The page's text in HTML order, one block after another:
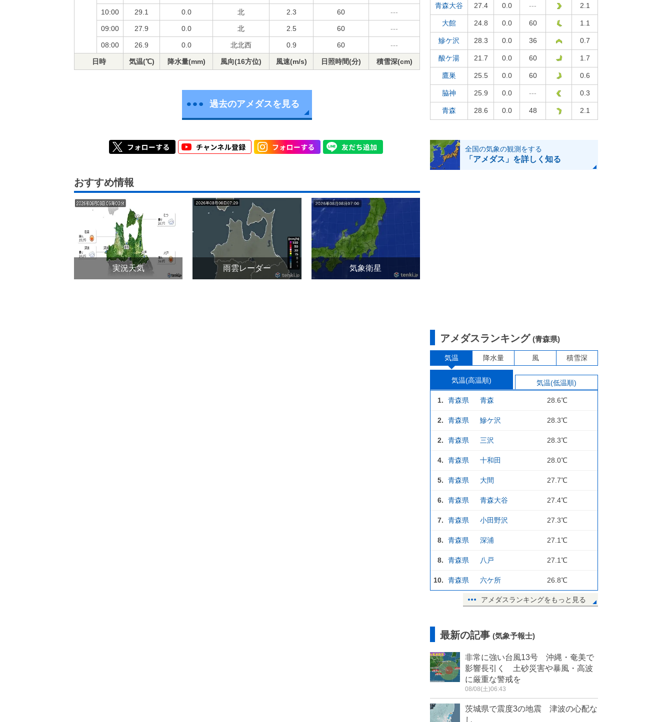
10:00 29.1 0.0 北 2.3 60 ---
09:00 27.9 0.0 北 2.5 60 ---
08:00 26.9 0.0 北北西 0.9 60 ---
日時 気温(℃) 降水量(mm) 風向(16方位) 風速(m/s) 日照時間(分) 積雪深(cm)
過去のアメダスを見る
おすすめ情報
実況天気 雨雲レーダー 気象衛星
青森大谷 27.4 0.0 --- 2.1
大館 24.8 0.0 60 1.1
鰺ケ沢 28.3 0.0 36 0.7
酸ケ湯 21.7 0.0 60 1.7
鷹巣 25.5 0.0 60 0.6
脇神 25.9 0.0 --- 0.3
青森 28.6 0.0 48 2.1
全国の気象の観測をする
「アメダス」を詳しく知る
アメダスランキング (青森県)
気温 降水量 風 積雪深
気温(高温順) 気温(低温順)
1. 青森県 青森 28.6℃
2. 青森県 鰺ケ沢 28.3℃
2. 青森県 三沢 28.3℃
4. 青森県 十和田 28.0℃
5. 青森県 大間 27.7℃
6. 青森県 青森大谷 27.4℃
7. 青森県 小田野沢 27.3℃
8. 青森県 深浦 27.1℃
8. 青森県 八戸 27.1℃
10. 青森県 六ケ所 26.8℃
アメダスランキングをもっと見る
最新の記事 (気象予報士)
非常に強い台風13号 沖縄・奄美で
影響長引く 土砂災害や暴風・高波
に厳重な警戒を
08/08(土)06:43
茨城県で震度3の地震 津波の心配な
し